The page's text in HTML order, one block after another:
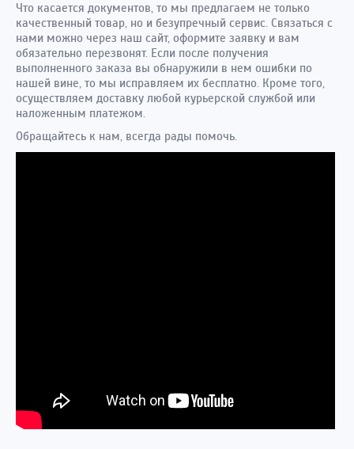
Что касается документов, то мы предлагаем не только
качественный товар, но и безупречный сервис. Связаться с
нами можно через наш сайт, оформите заявку и вам
обязательно перезвонят. Если после получения
выполненного заказа вы обнаружили в нем ошибки по
нашей вине, то мы исправляем их бесплатно. Кроме того,
осуществляем доставку любой курьерской службой или
наложенным платежом.
Обращайтесь к нам, всегда рады помочь.